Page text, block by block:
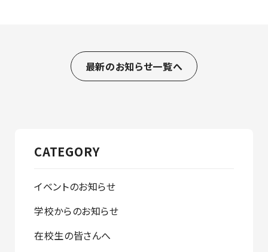
最新のお知らせ一覧へ
CATEGORY
イベントのお知らせ
学校からのお知らせ
在校生の皆さんへ